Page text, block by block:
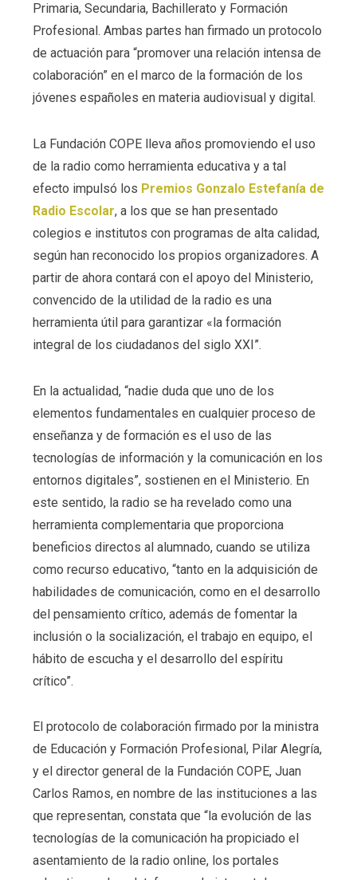
Primaria, Secundaria, Bachillerato y Formación
Profesional. Ambas partes han firmado un protocolo
de actuación para “promover una relación intensa de
colaboración” en el marco de la formación de los
jóvenes españoles en materia audiovisual y digital.
La Fundación COPE lleva años promoviendo el uso
de la radio como herramienta educativa y a tal
efecto impulsó los Premios Gonzalo Estefanía de
Radio Escolar, a los que se han presentado
colegios e institutos con programas de alta calidad,
según han reconocido los propios organizadores. A
partir de ahora contará con el apoyo del Ministerio,
convencido de la utilidad de la radio es una
herramienta útil para garantizar «la formación
integral de los ciudadanos del siglo XXI”.
En la actualidad, “nadie duda que uno de los
elementos fundamentales en cualquier proceso de
enseñanza y de formación es el uso de las
tecnologías de información y la comunicación en los
entornos digitales”, sostienen en el Ministerio. En
este sentido, la radio se ha revelado como una
herramienta complementaria que proporciona
beneficios directos al alumnado, cuando se utiliza
como recurso educativo, “tanto en la adquisición de
habilidades de comunicación, como en el desarrollo
del pensamiento crítico, además de fomentar la
inclusión o la socialización, el trabajo en equipo, el
hábito de escucha y el desarrollo del espíritu
crítico”.
El protocolo de colaboración firmado por la ministra
de Educación y Formación Profesional, Pilar Alegría,
y el director general de la Fundación COPE, Juan
Carlos Ramos, en nombre de las instituciones a las
que representan, constata que “la evolución de las
tecnologías de la comunicación ha propiciado el
asentamiento de la radio online, los portales